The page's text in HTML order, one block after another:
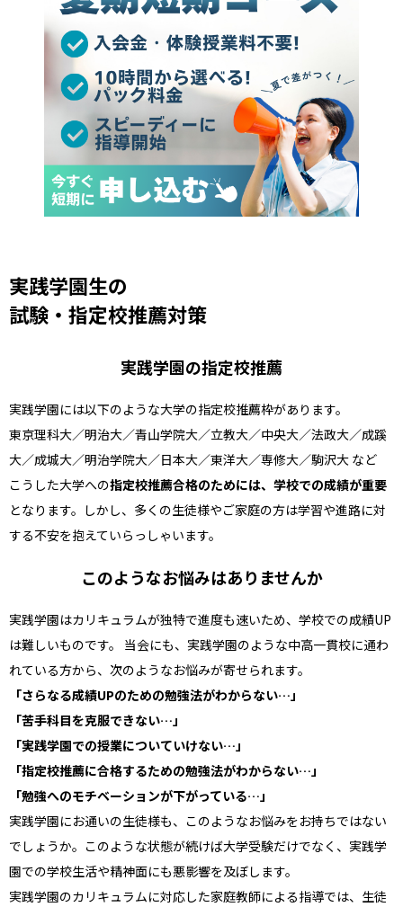
実践学園生の
試験・指定校推薦対策
実践学園の指定校推薦
実践学園には以下のような大学の指定校推薦枠があります。
東京理科大／明治大／青山学院大／立教大／中央大／法政大／成蹊
大／成城大／明治学院大／日本大／東洋大／専修大／駒沢大 など
こうした大学への指定校推薦合格のためには、学校での成績が重要
となります。しかし、多くの生徒様やご家庭の方は学習や進路に対
する不安を抱えていらっしゃいます。
このようなお悩みはありませんか
実践学園はカリキュラムが独特で進度も速いため、学校での成績UP
は難しいものです。 当会にも、実践学園のような中高一貫校に通わ
れている方から、次のようなお悩みが寄せられます。
「さらなる成績UPのための勉強法がわからない…」
「苦手科目を克服できない…」
「実践学園での授業についていけない…」
「指定校推薦に合格するための勉強法がわからない…」
「勉強へのモチベーションが下がっている…」
実践学園にお通いの生徒様も、このようなお悩みをお持ちではない
でしょうか。このような状態が続けば大学受験だけでなく、実践学
園での学校生活や精神面にも悪影響を及ぼします。
実践学園のカリキュラムに対応した家庭教師による指導では、生徒